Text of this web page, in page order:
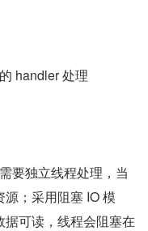
handler 处理
要独立线程处理，当
；采用阻塞 IO 模
可读，线程会阻塞在